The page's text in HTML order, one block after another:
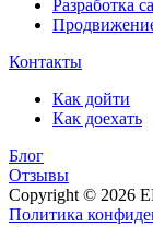
Разработка
Контакты
Как дойти
Как доехать
Блог
Отзывы
Copyright © 2026
Политика